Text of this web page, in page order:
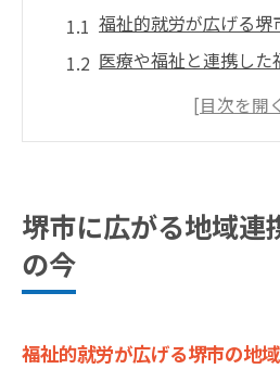
福祉的就労が広げる堺
医療や福祉と連携し
地域連携における福祉
福祉的就労と地域連携
福祉的就労が支える堺市
堺市での自立支援と福
堺市に広がる地域連
の今
福祉的就労が広げる堺市の地